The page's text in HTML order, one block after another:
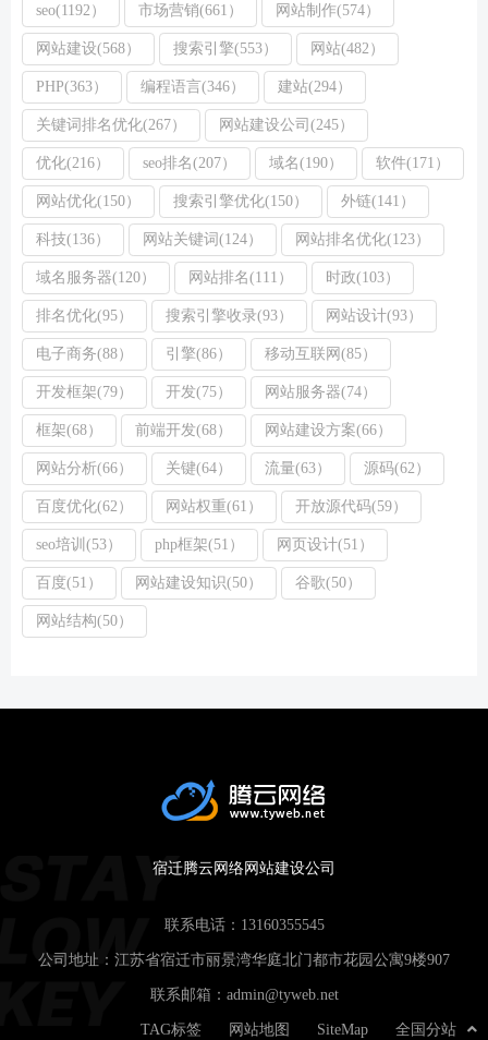
seo(1192） 市场营销(661） 网站制作(574）
网站建设(568） 搜索引擎(553） 网站(482）
PHP(363） 编程语言(346） 建站(294）
关键词排名优化(267） 网站建设公司(245）
优化(216） seo排名(207） 域名(190） 软件(171）
网站优化(150） 搜索引擎优化(150） 外链(141）
科技(136） 网站关键词(124） 网站排名优化(123）
域名服务器(120） 网站排名(111） 时政(103）
排名优化(95） 搜索引擎收录(93） 网站设计(93）
电子商务(88） 引擎(86） 移动互联网(85）
开发框架(79） 开发(75） 网站服务器(74）
框架(68） 前端开发(68） 网站建设方案(66）
网站分析(66） 关键(64） 流量(63） 源码(62）
百度优化(62） 网站权重(61） 开放源代码(59）
seo培训(53） php框架(51） 网页设计(51）
百度(51） 网站建设知识(50） 谷歌(50）
网站结构(50）
宿迁腾云网络网站建设公司
联系电话： 13160355545
公司地址：江苏省宿迁市丽景湾华庭北门都市花园公寓9楼907
联系邮箱： admin@tyweb.net
全国分站
SiteMap
网站地图
TAG标签